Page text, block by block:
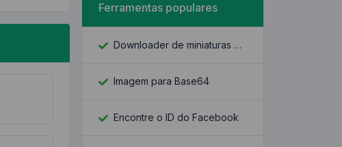
Ferramentas populares
Downloader de miniaturas do YouTube
Imagem para Base64
Encontre o ID do Facebook